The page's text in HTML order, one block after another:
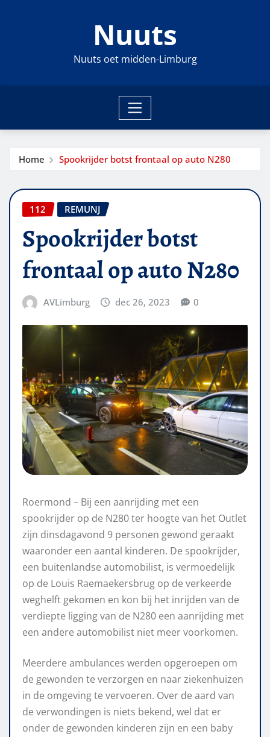
Nuuts
Nuuts oet midden-Limburg
Home Spookrijder botst frontaal op auto N280
112 REMUNJ
Spookrijder botst
frontaal op auto N280
AVLimburg dec 26, 2023 0
Roermond – Bij een aanrijding met een
spookrijder op de N280 ter hoogte van het Outlet
zijn dinsdagavond 9 personen gewond geraakt
waaronder een aantal kinderen. De spookrijder,
een buitenlandse automobilist, is vermoedelijk
op de Louis Raemaekersbrug op de verkeerde
weghelft gekomen en kon bij het inrijden van de
verdiepte ligging van de N280 een aanrijding met
een andere automobilist niet meer voorkomen.
Meerdere ambulances werden opgeroepen om
de gewonden te verzorgen en naar ziekenhuizen
in de omgeving te vervoeren. Over de aard van
de verwondingen is niets bekend, wel dat er
onder de gewonden kinderen zijn en een baby